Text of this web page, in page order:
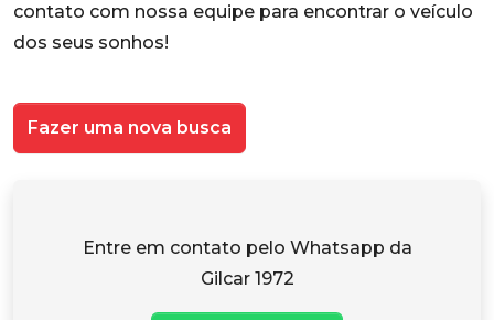
contato com nossa equipe para encontrar o veículo
dos seus sonhos!
Fazer uma nova busca
Entre em contato pelo Whatsapp da
Gilcar 1972